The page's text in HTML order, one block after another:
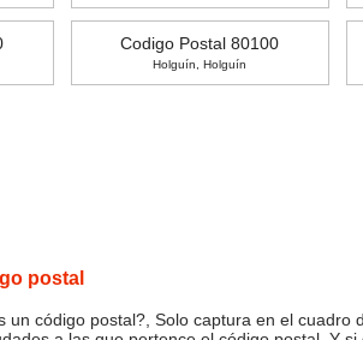
Codigo Postal 80100
Holguín, Holguín
postal
un código postal?, Solo captura en el